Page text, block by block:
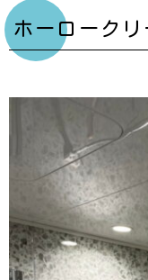
ホーローク